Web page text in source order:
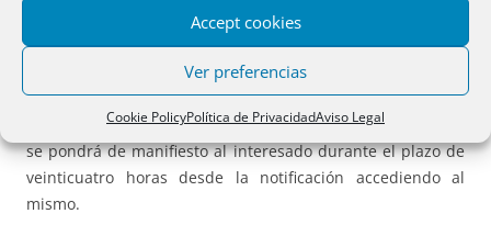
Accept cookies
Ver preferencias
Cookie PolicyPolítica de PrivacidadAviso Legal
En el caso de ser positiva, incorporará el código individual
que permitirá el acceso a la página que reproduzca el
contenido registral relativo a la finca solicitada. Este
contenido registral, que se limitará a los asientos vigentes,
se pondrá de manifiesto al interesado durante el plazo de
veinticuatro horas desde la notificación accediendo al
mismo.